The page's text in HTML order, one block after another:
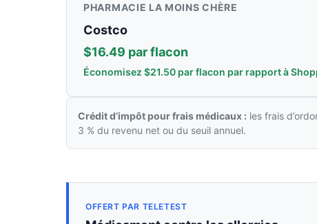
PHARMACIE LA MOINS CHÈRE
Costco
$16.49 par flacon
Économisez $21.50 par flacon par rapport à
Crédit d’impôt pour frais médicaux : les frais
3 % du revenu net ou du seuil annuel.
OFFERT PAR TELETEST